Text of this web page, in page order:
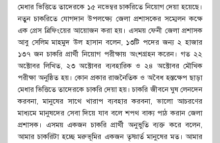
মেধার ভিত্তিতে তাদেরকে ১৫ নভেম্বর চাকরিতে নিয়োগ দেয়া হয়েছে।
নতুন চাকরিতে যোগদান উপলক্ষ্যে জেলা প্রশাসকের সম্মেলন কক্ষে
এক প্রেস ব্রিফিংয়ের আয়োজন করা হয়। এসময় ফেনী জেলা প্রশাসক
আবু সেলিম মাহমুদ উল হাসান বলেন, ১৩টি পদের জন্য ২ হাজার
১৩৭ জন চাকরি প্রার্থী নিয়োগ পরীক্ষায় অংশগ্রহন করেন। গত ২২
অক্টোবর লিখিত, ২৩ অক্টোবর ব্যবহারিক ও ২৪ অক্টোবর মৌখিক
পরীক্ষা অনুষ্ঠিত হয়। কোন প্রকার রাজনৈতিক ও অবৈধ হস্তক্ষেপ ছাড়া
মেধার ভিত্তিতে তাদেরকে চাকরি দেয়া হয়। চাকরি জীবনে ঘুষ লেনদেন
করবনা, মানুষের সাথে খারাপ ব্যবহার করবনা, ভালো আচরণের
মাধ্যমে মানুষদের সেবা দিয়ে যাব বলে শপথ বাক্য পাঠ করান জেলা
প্রশাসক। এসময় একজন চাকরি প্রার্থী অনুভুতি ব্যক্ত করে বলেন,
আমার চাকরিটা হচ্ছে মরুভূমির একজন তৃষ্ণার্ত মানুষের মত। আমার